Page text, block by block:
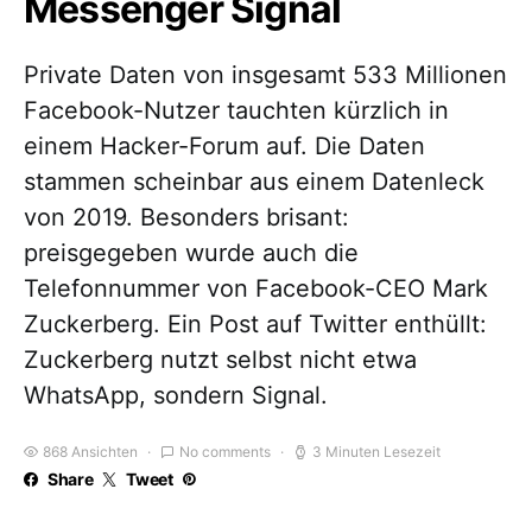
Private Daten von insgesamt 533 Millionen
Facebook-Nutzer tauchten kürzlich in
einem Hacker-Forum auf. Die Daten
stammen scheinbar aus einem Datenleck
von 2019. Besonders brisant:
preisgegeben wurde auch die
Telefonnummer von Facebook-CEO Mark
Zuckerberg. Ein Post auf Twitter enthüllt:
Zuckerberg nutzt selbst nicht etwa
WhatsApp, sondern Signal.
868 Ansichten No comments 3 Minuten Lesezeit
Share Tweet